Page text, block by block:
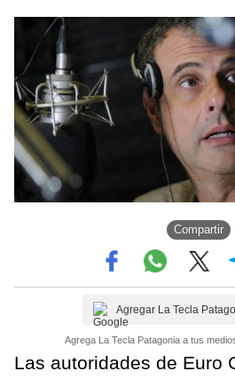
Compartir
Agregar La Tecla
Agrega La Tecla Patagonia a tus
Las autoridades de Euro